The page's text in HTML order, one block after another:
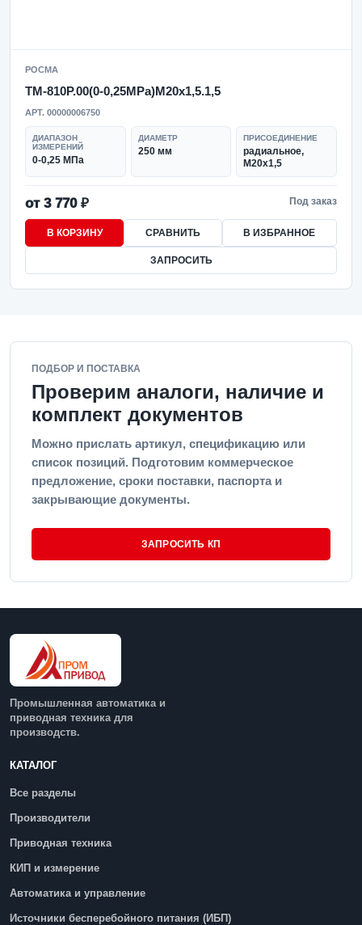
РОСМА
ТМ-810Р.00(0-0,25MPa)M20x1,5.1,5
АРТ. 00000006750
ДИАПАЗОН
ИЗМЕРЕНИЙ
0-0,25 МПа
ДИАМЕТР
250 мм
ПРИСОЕДИНЕНИЕ
радиальное,
M20x1,5
от 3 770 ₽ Под заказ
В КОРЗИНУ СРАВНИТЬ В ИЗБРАННОЕ
ЗАПРОСИТЬ
ПОДБОР И ПОСТАВКА
Проверим аналоги, наличие и
комплект документов
Можно прислать артикул, спецификацию или
список позиций. Подготовим коммерческое
предложение, сроки поставки, паспорта и
закрывающие документы.
ЗАПРОСИТЬ КП
Промышленная автоматика и
приводная техника для
производств.
КАТАЛОГ
Все разделы
Производители
Приводная техника
КИП и измерение
Автоматика и управление
Источники бесперебойного питания (ИБП)